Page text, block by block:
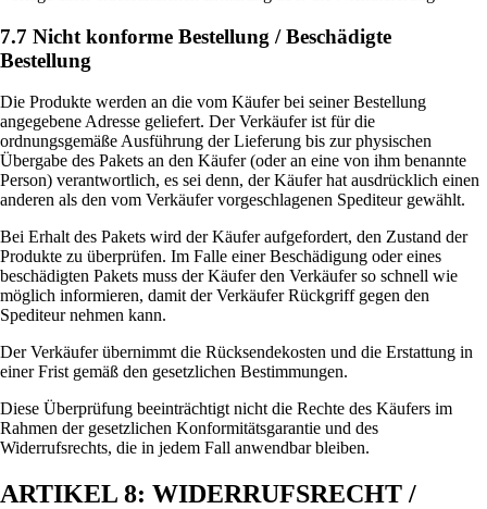
7.7 Nicht konforme Bestellung / Beschädigte
Bestellung
Die Produkte werden an die vom Käufer bei seiner Bestellung
angegebene Adresse geliefert. Der Verkäufer ist für die
ordnungsgemäße Ausführung der Lieferung bis zur physischen
Übergabe des Pakets an den Käufer (oder an eine von ihm benannte
Person) verantwortlich, es sei denn, der Käufer hat ausdrücklich einen
anderen als den vom Verkäufer vorgeschlagenen Spediteur gewählt.
Bei Erhalt des Pakets wird der Käufer aufgefordert, den Zustand der
Produkte zu überprüfen. Im Falle einer Beschädigung oder eines
beschädigten Pakets muss der Käufer den Verkäufer so schnell wie
möglich informieren, damit der Verkäufer Rückgriff gegen den
Spediteur nehmen kann.
Der Verkäufer übernimmt die Rücksendekosten und die Erstattung in
einer Frist gemäß den gesetzlichen Bestimmungen.
Diese Überprüfung beeinträchtigt nicht die Rechte des Käufers im
Rahmen der gesetzlichen Konformitätsgarantie und des
Widerrufsrechts, die in jedem Fall anwendbar bleiben.
ARTIKEL 8: WIDERRUFSRECHT /